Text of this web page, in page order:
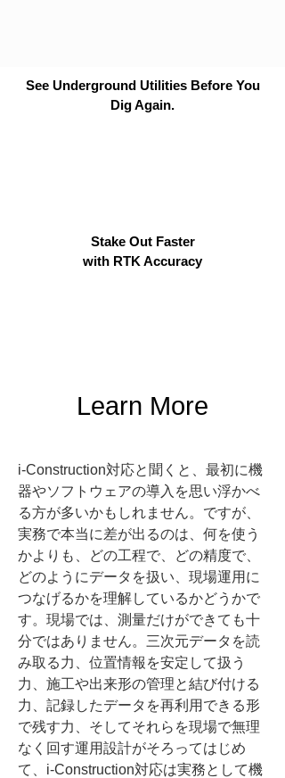
See Underground Utilities Before You
Dig Again.
Stake Out Faster
with RTK Accuracy
Learn More
i-Construction対応と聞くと、最初に機
器やソフトウェアの導入を思い浮かべ
る方が多いかもしれません。ですが、
実務で本当に差が出るのは、何を使う
かよりも、どの工程で、どの精度で、
どのようにデータを扱い、現場運用に
つなげるかを理解しているかどうかで
す。現場では、測量だけができても十
分ではありません。三次元データを読
み取る力、位置情報を安定して扱う
力、施工や出来形の管理と結び付ける
力、記録したデータを再利用できる形
で残す力、そしてそれらを現場で無理
なく回す運用設計がそろってはじめ
て、i-Construction対応は実務として機